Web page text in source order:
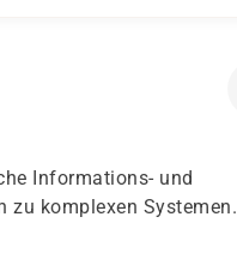
Informations- und
zu komplexen Systemen.